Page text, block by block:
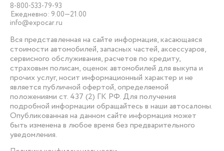
8-800-533-79-93
Ежедневно: 9.00—21.00
info@expocar.ru
Вся представленная на сайте информация, касающаяся
стоимости автомобилей, запасных частей, аксессуаров,
сервисного обслуживания, расчетов по кредиту,
страховым полисам, оценок автомобилей для выкупа и
прочих услуг, носит информационный характер и не
является публичной офертой, определяемой
положениями ст. 437 (2) ГК РФ. Для получения
подробной информации обращайтесь в наши автосалоны.
Опубликованная на данном сайте информация может
быть изменена в любое время без предварительного
уведомления.